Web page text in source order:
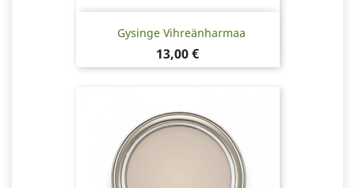
Gysinge Vihreänharmaa
Hinta
13,00 €